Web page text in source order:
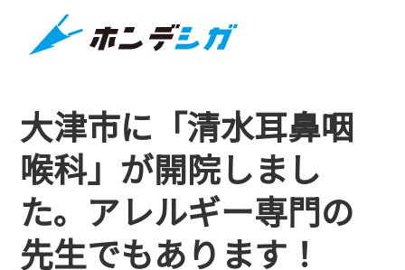
大津市に「清水耳鼻咽
喉科」が開院しまし
た。アレルギー専門の
先生でもあります！